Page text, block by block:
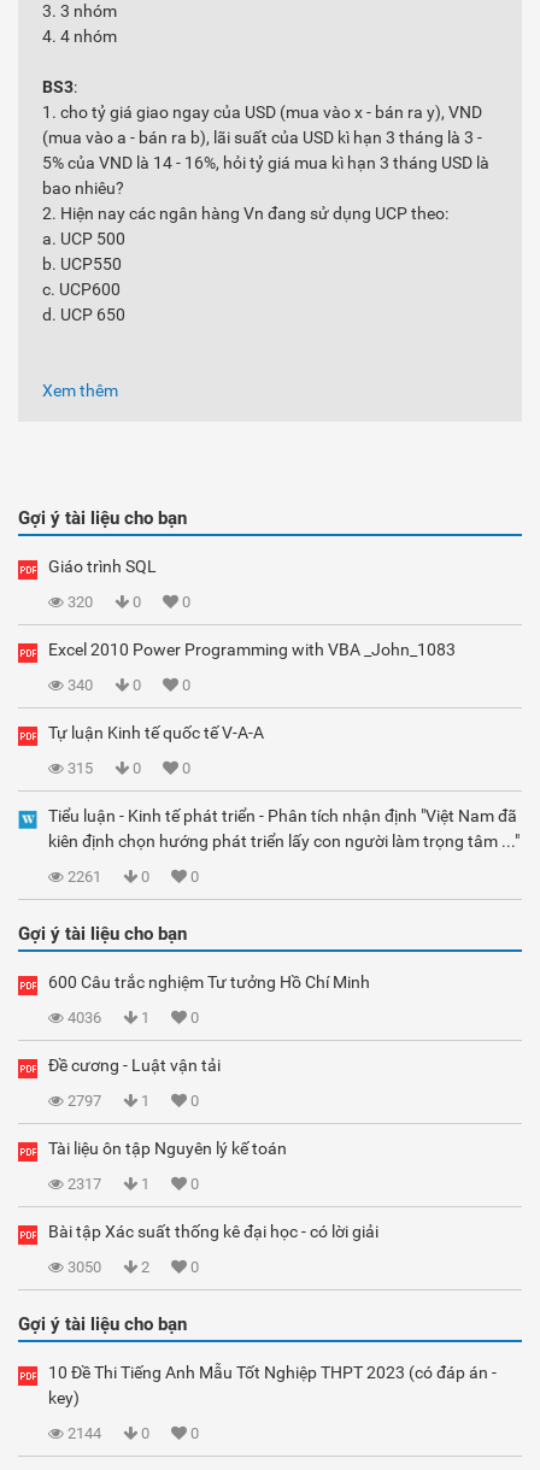
3. 3 nhóm
4. 4 nhóm
BS3:
1. cho tỷ giá giao ngay của USD (mua vào x - bán ra y), VND
(mua vào a - bán ra b), lãi suất của USD kì hạn 3 tháng là 3 -
5% của VND là 14 - 16%, hỏi tỷ giá mua kì hạn 3 tháng USD là
bao nhiêu?
2. Hiện nay các ngân hàng Vn đang sử dụng UCP theo:
a. UCP 500
b. UCP550
c. UCP600
d. UCP 650
Xem thêm
Gợi ý tài liệu cho bạn
Giáo trình SQL
320 0 0
Excel 2010 Power Programming with VBA _John_1083
340 0 0
Tự luận Kinh tế quốc tế V-A-A
315 0 0
Tiểu luận - Kinh tế phát triển - Phân tích nhận định "Việt Nam đã
kiên định chọn hướng phát triển lấy con người làm trọng tâm ..."
2261 0 0
Gợi ý tài liệu cho bạn
600 Câu trắc nghiệm Tư tưởng Hồ Chí Minh
4036 1 0
Đề cương - Luật vận tải
2797 1 0
Tài liệu ôn tập Nguyên lý kế toán
2317 1 0
Bài tập Xác suất thống kê đại học - có lời giải
3050 2 0
Gợi ý tài liệu cho bạn
10 Đề Thi Tiếng Anh Mẫu Tốt Nghiệp THPT 2023 (có đáp án -
key)
2144 0 0